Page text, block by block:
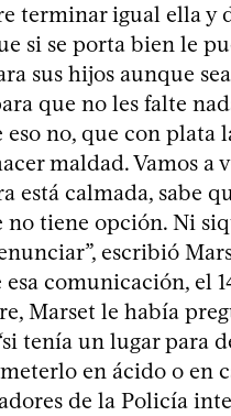
terminar igual ella y
si se porta bien le
sus hijos aunque
que no les falte
eso no, que con plata
maldad. Vamos a
está calmada, sabe
no tiene opción. Ni
escribió
esa comunicación, el
Marset le había
tenía un lugar para
en ácido o en
de la Policía